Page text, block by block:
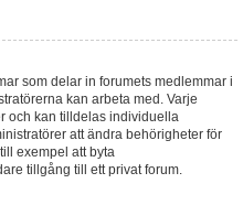
som delar in forumets medlemmar i
kan arbeta med. Varje
och kan tilldelas individuella
att ändra behörigheter för
exempel att byta
tillgång till ett privat forum.